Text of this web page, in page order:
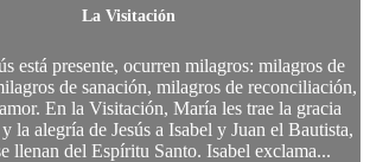
La Visitación
está presente, ocurren milagros: milagros de
de sanación, milagros de reconciliación,
En la Visitación, María les trae la gracia
la alegría de Jesús a Isabel y Juan el Bautista,
llenan del Espíritu Santo. Isabel exclama...